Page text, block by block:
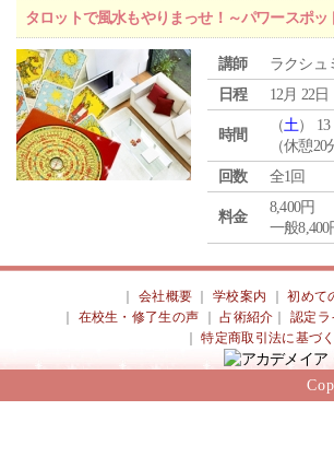
タロットで風水もやりまっせ！～パワースポッ
講師
ラクシュ
日程
12月 22日
時間
（土） 13
（休憩20
回数
全1回
料金
8,400円
一般8,400
会社概要 ｜学校案内 ｜初めて
在校生・修了生の声 ｜占術紹介 ｜認定ラ
｜特定商取引法に基づ